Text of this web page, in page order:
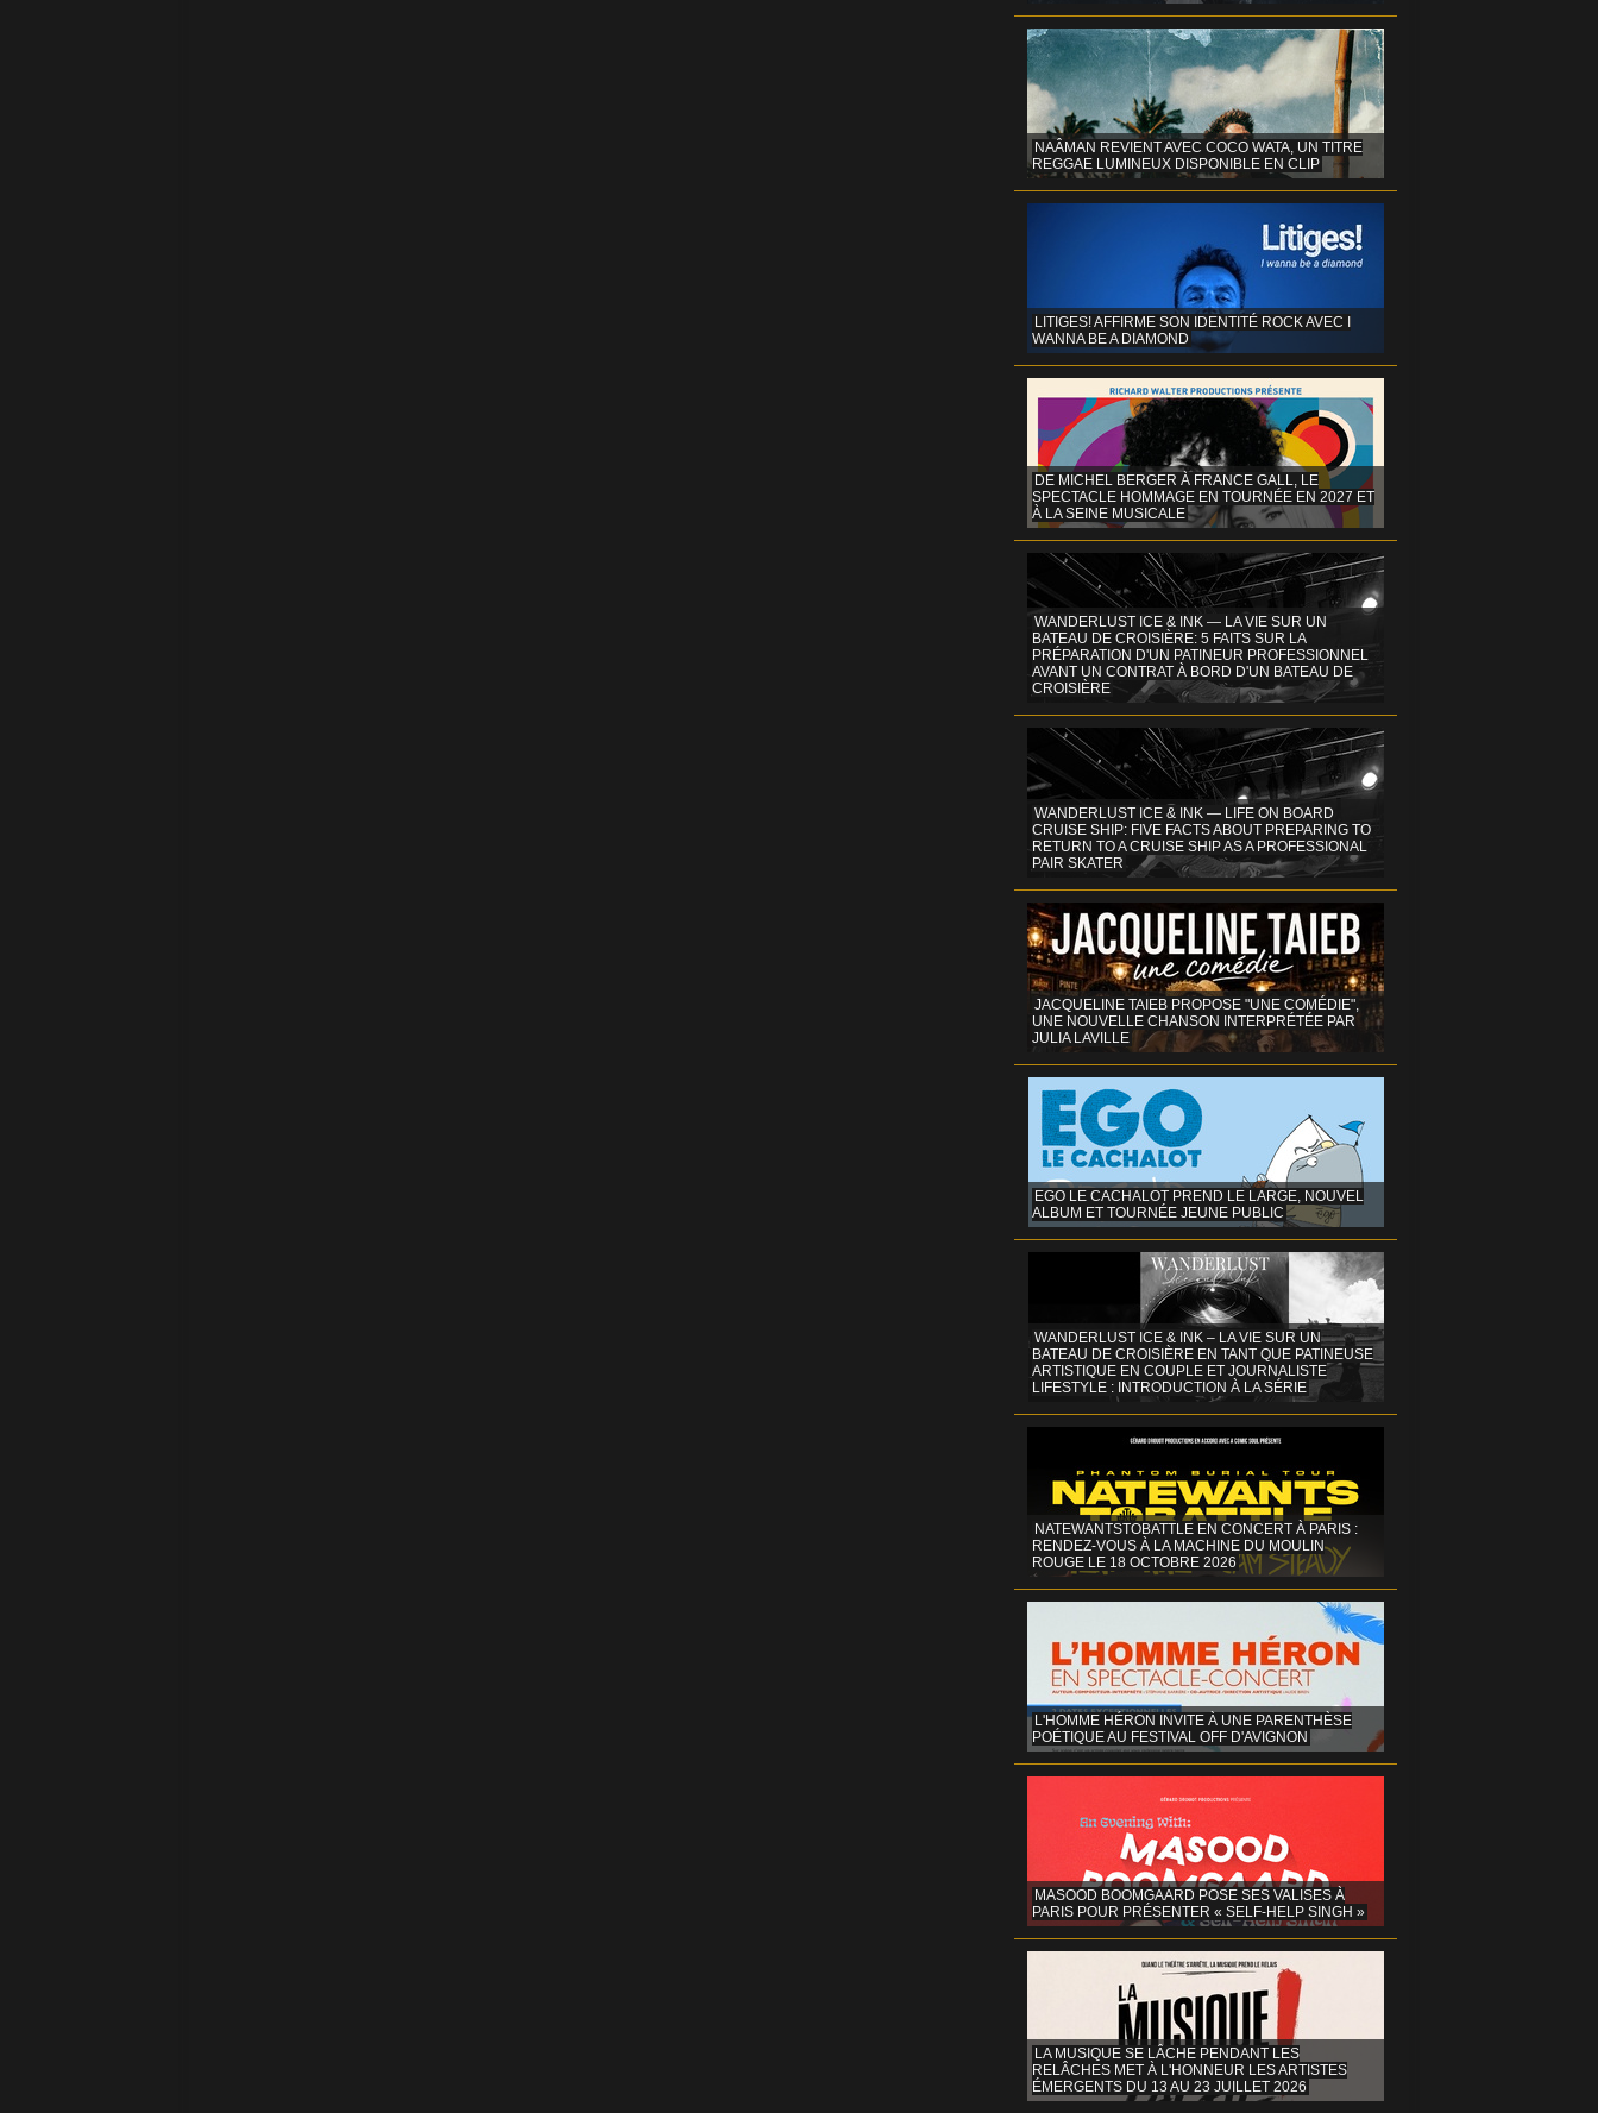
NAÂMAN REVIENT AVEC COCO WATA, UN TITRE
REGGAE LUMINEUX DISPONIBLE EN CLIP
LITIGES! AFFIRME SON IDENTITÉ ROCK AVEC I
WANNA BE A DIAMOND
DE MICHEL BERGER À FRANCE GALL, LE
SPECTACLE HOMMAGE EN TOURNÉE EN 2027 ET
À LA SEINE MUSICALE
WANDERLUST ICE & INK — LA VIE SUR UN
BATEAU DE CROISIÈRE: 5 FAITS SUR LA
PRÉPARATION D'UN PATINEUR PROFESSIONNEL
AVANT UN CONTRAT À BORD D'UN BATEAU DE
CROISIÈRE
WANDERLUST ICE & INK — LIFE ON BOARD
CRUISE SHIP: FIVE FACTS ABOUT PREPARING TO
RETURN TO A CRUISE SHIP AS A PROFESSIONAL
PAIR SKATER
JACQUELINE TAIEB PROPOSE "UNE COMÉDIE",
UNE NOUVELLE CHANSON INTERPRÉTÉE PAR
JULIA LAVILLE
EGO LE CACHALOT PREND LE LARGE, NOUVEL
ALBUM ET TOURNÉE JEUNE PUBLIC
WANDERLUST ICE & INK – LA VIE SUR UN
BATEAU DE CROISIÈRE EN TANT QUE PATINEUSE
ARTISTIQUE EN COUPLE ET JOURNALISTE
LIFESTYLE : INTRODUCTION À LA SÉRIE
NATEWANTSTOBATTLE EN CONCERT À PARIS :
RENDEZ-VOUS À LA MACHINE DU MOULIN
ROUGE LE 18 OCTOBRE 2026
L'HOMME HÉRON INVITE À UNE PARENTHÈSE
POÉTIQUE AU FESTIVAL OFF D'AVIGNON
MASOOD BOOMGAARD POSE SES VALISES À
PARIS POUR PRÉSENTER « SELF-HELP SINGH »
LA MUSIQUE SE LÂCHE PENDANT LES
RELÂCHES MET À L'HONNEUR LES ARTISTES
ÉMERGENTS DU 13 AU 23 JUILLET 2026